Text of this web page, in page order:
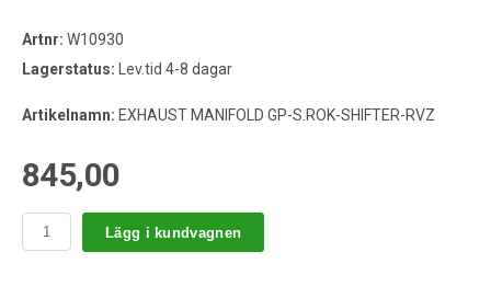
Artnr: W10930
Lagerstatus: Lev.tid 4-8 dagar
Artikelnamn: EXHAUST MANIFOLD GP-S.ROK-SHIFTER-RVZ
845,00
Lägg i kundvagnen